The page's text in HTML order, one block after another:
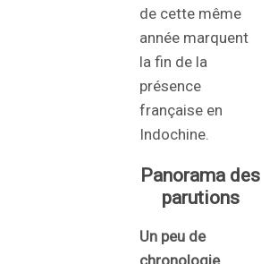
de cette même
année marquent
la fin de la
présence
française en
Indochine.
Panorama des
parutions
Un peu de